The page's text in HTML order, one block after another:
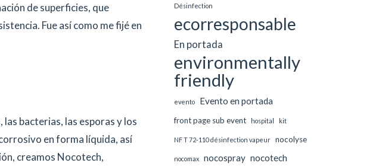
de superficies, que
Fue así como me fijé en
bacterias, las esporas y los
en forma líquida, así
creamos Nocotech,
Désinfection
ecorresponsable
En portada
environmentally
friendly
evento Evento en portada
front page sub event hospital kit
NF T 72-110 désinfection vapeur nocolyse
nocomax nocospray nocotech